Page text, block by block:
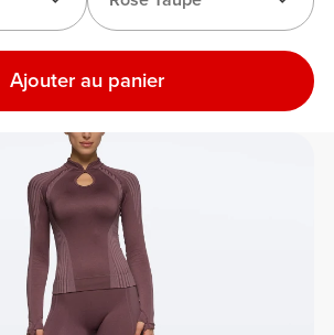
Ajouter au panier